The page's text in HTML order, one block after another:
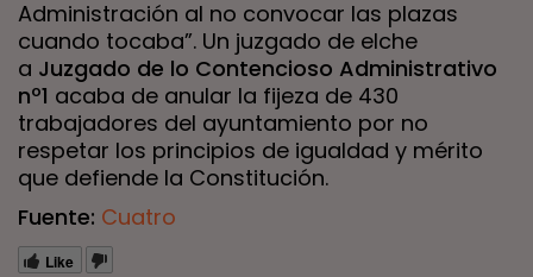
Administración al no convocar las plazas
cuando tocaba”. Un juzgado de elche
a Juzgado de lo Contencioso Administrativo
nº1 acaba de anular la fijeza de 430
trabajadores del ayuntamiento por no
respetar los principios de igualdad y mérito
que defiende la Constitución.
Fuente: Cuatro
Like